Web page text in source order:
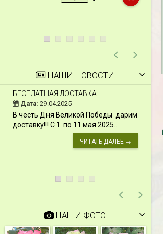
НАШИ НОВОСТИ
БЕСПЛАТНАЯ ДОСТАВКА
Дата: 29.04.2025
В честь Дня Великой Победы дарим
доставку!!! С 1 по 11 мая 2025...
ЧИТАТЬ ДАЛЕЕ →
НАШИ ФОТО